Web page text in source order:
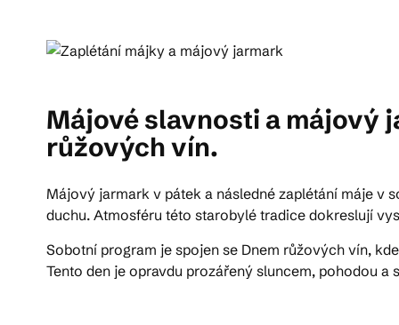
Májové slavnosti a májový
růžových vín.
Májový jarmark v pátek a následné zaplétání máje v
duchu. Atmosféru této starobylé tradice dokreslují
Sobotní program je spojen se Dnem růžových vín,
Tento den je opravdu prozářený sluncem, pohodou